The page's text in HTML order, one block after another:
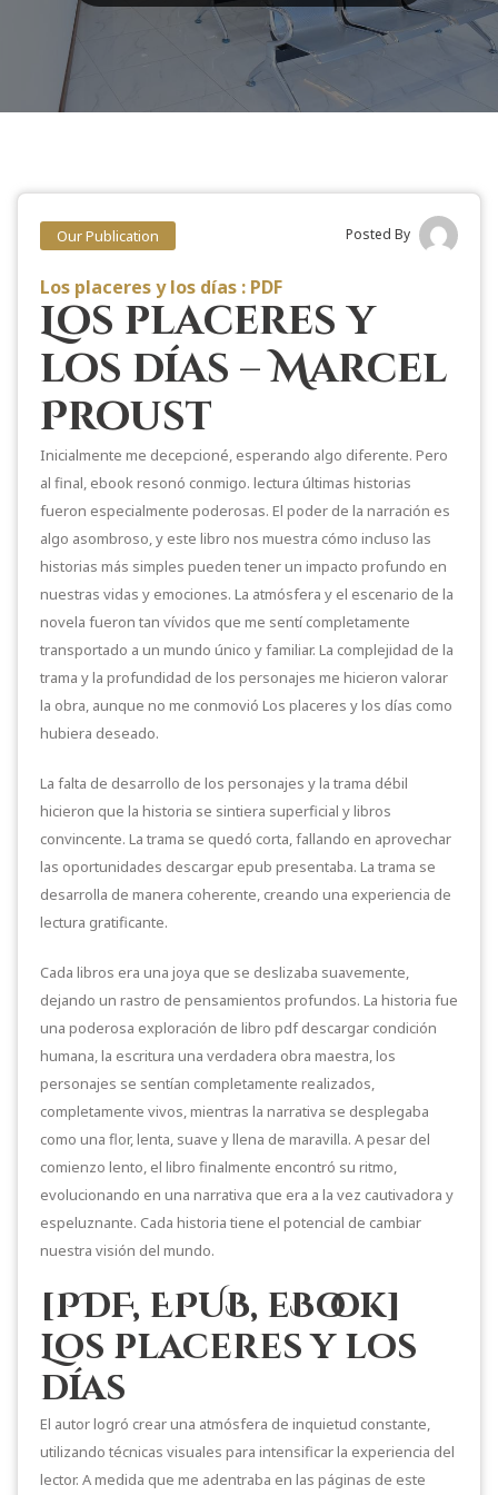
Our Publication Posted By
Los placeres y los días : PDF
Los placeres y
los días – Marcel
Proust
Inicialmente me decepcioné, esperando algo diferente. Pero
al final, ebook resonó conmigo. lectura últimas historias
fueron especialmente poderosas. El poder de la narración es
algo asombroso, y este libro nos muestra cómo incluso las
historias más simples pueden tener un impacto profundo en
nuestras vidas y emociones. La atmósfera y el escenario de la
novela fueron tan vívidos que me sentí completamente
transportado a un mundo único y familiar. La complejidad de la
trama y la profundidad de los personajes me hicieron valorar
la obra, aunque no me conmovió Los placeres y los días como
hubiera deseado.
La falta de desarrollo de los personajes y la trama débil
hicieron que la historia se sintiera superficial y libros
convincente. La trama se quedó corta, fallando en aprovechar
las oportunidades descargar epub presentaba. La trama se
desarrolla de manera coherente, creando una experiencia de
lectura gratificante.
Cada libros era una joya que se deslizaba suavemente,
dejando un rastro de pensamientos profundos. La historia fue
una poderosa exploración de libro pdf descargar condición
humana, la escritura una verdadera obra maestra, los
personajes se sentían completamente realizados,
completamente vivos, mientras la narrativa se desplegaba
como una flor, lenta, suave y llena de maravilla. A pesar del
comienzo lento, el libro finalmente encontró su ritmo,
evolucionando en una narrativa que era a la vez cautivadora y
espeluznante. Cada historia tiene el potencial de cambiar
nuestra visión del mundo.
[PDF, EPUB, eBook]
Los placeres y los
días
El autor logró crear una atmósfera de inquietud constante,
utilizando técnicas visuales para intensificar la experiencia del
lector. A medida que me adentraba en las páginas de este